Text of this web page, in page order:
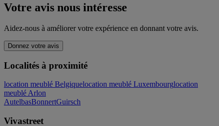
Votre avis nous intéresse
Aidez-nous à améliorer votre expérience en donnant votre avis.
Donnez votre avis
Localités à proximité
location meublé Belgiquelocation meublé Luxembourglocation
meublé Arlon
AutelbasBonnertGuirsch
Vivastreet